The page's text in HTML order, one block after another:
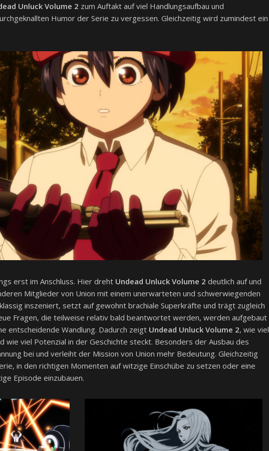
Unluck Volume 2 zum Auftakt auf viel Handlungsaufbau und
Humor der Serie zu vergessen. Gleichzeitig wird zumindest ein
erst im Anschluss. Hier dreht Undead Unluck Volume 2 deutlich auf und
Mitglieder von Union mit einem unerwarteten und schwerwiegenden
inszeniert, setzt auf gewohnt brachiale Superkräfte und trägt zugleich
Fragen, die teilweise relativ bald beantwortet werden, werden aufgebaut
entscheidende Wandlung. Dadurch zeigt Undead Unluck Volume 2, wie viel
wie viel Potenzial in der Geschichte steckt. Besonders der Ausbau des
bei und verleiht der Mission von Union mehr Bedeutung. Gleichzeitig
in den richtigen Momenten auf witzige Einschübe zu setzen oder eine
Episode einzubauen.